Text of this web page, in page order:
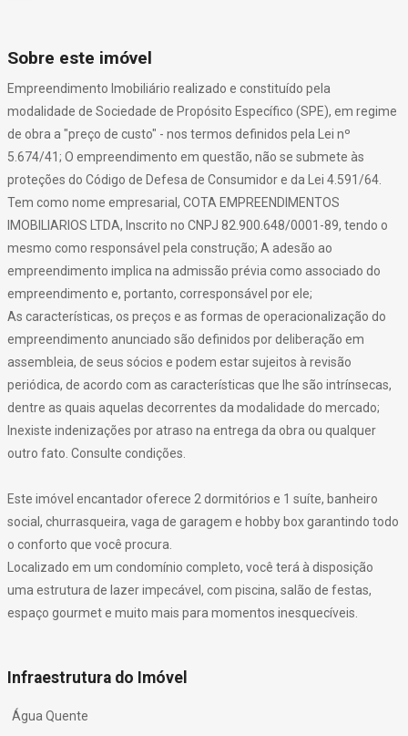
Sobre este imóvel
Empreendimento Imobiliário realizado e constituído pela
modalidade de Sociedade de Propósito Específico (SPE), em regime
de obra a "preço de custo" - nos termos definidos pela Lei nº
5.674/41; O empreendimento em questão, não se submete às
proteções do Código de Defesa de Consumidor e da Lei 4.591/64.
Tem como nome empresarial, COTA EMPREENDIMENTOS
IMOBILIARIOS LTDA, Inscrito no CNPJ 82.900.648/0001-89, tendo o
mesmo como responsável pela construção; A adesão ao
empreendimento implica na admissão prévia como associado do
empreendimento e, portanto, corresponsável por ele;
As características, os preços e as formas de operacionalização do
empreendimento anunciado são definidos por deliberação em
assembleia, de seus sócios e podem estar sujeitos à revisão
periódica, de acordo com as características que lhe são intrínsecas,
dentre as quais aquelas decorrentes da modalidade do mercado;
Inexiste indenizações por atraso na entrega da obra ou qualquer
outro fato. Consulte condições.
Este imóvel encantador oferece 2 dormitórios e 1 suíte, banheiro
social, churrasqueira, vaga de garagem e hobby box garantindo todo
o conforto que você procura.
Localizado em um condomínio completo, você terá à disposição
uma estrutura de lazer impecável, com piscina, salão de festas,
espaço gourmet e muito mais para momentos inesquecíveis.
Infraestrutura do Imóvel
Água Quente